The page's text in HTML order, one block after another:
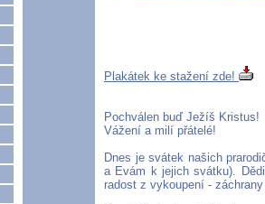
Plakátek ke stažení zde!
Pochválen buď Ježíš Kristus!
Vážení a milí přátelé!
Dnes je svátek našich
a Evám k jejich svátku).
radost z vykoupení -